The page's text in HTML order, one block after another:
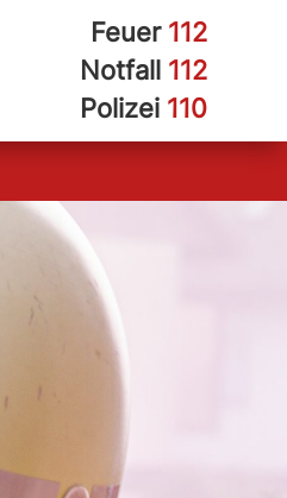
Feuer 112
Notfall 112
Polizei 110